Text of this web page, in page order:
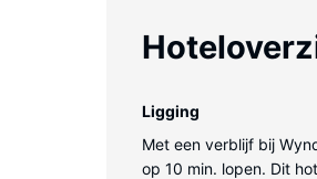
Ligging
Met een verblijf bij
op 10 min. lopen. Dit